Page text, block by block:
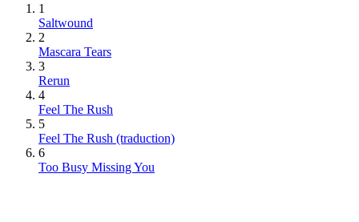
1
Saltwound
2
Mascara Tears
3
Rerun
4
Feel The Rush
5
Feel The Rush (traduction)
6
Too Busy Missing You